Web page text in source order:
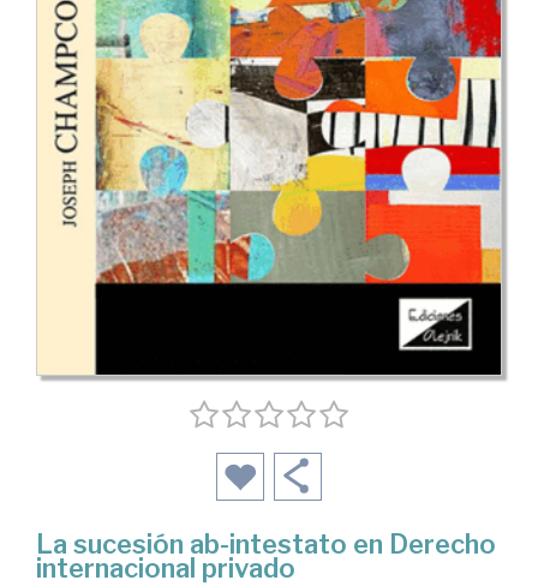
La sucesión ab-intestato en Derecho
internacional privado